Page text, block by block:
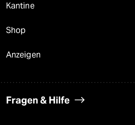
Kantine
Shop
Anzeigen
Fragen & Hilfe